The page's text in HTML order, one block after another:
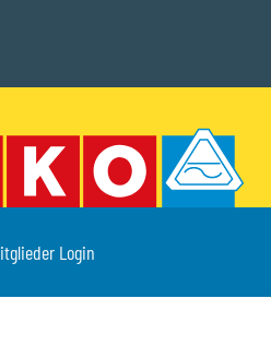
Mitglieder Login
Login